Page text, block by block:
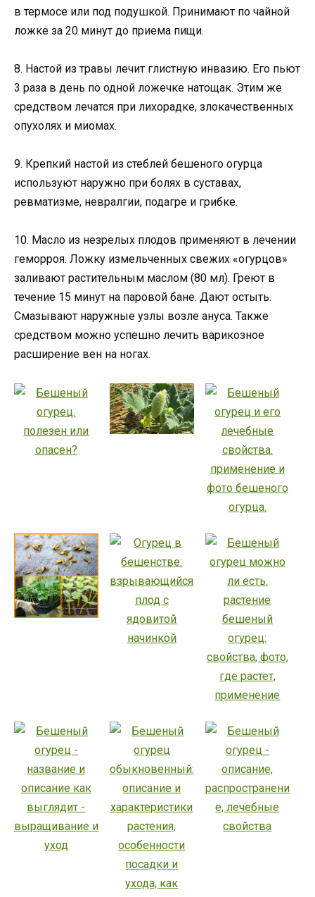
в термосе или под подушкой. Принимают по чайной
ложке за 20 минут до приема пищи.
8. Настой из травы лечит глистную инвазию. Его пьют
3 раза в день по одной ложечке натощак. Этим же
средством лечатся при лихорадке, злокачественных
опухолях и миомах.
9. Крепкий настой из стеблей бешеного огурца
используют наружно при болях в суставах,
ревматизме, невралгии, подагре и грибке.
10. Масло из незрелых плодов применяют в лечении
геморроя. Ложку измельченных свежих «огурцов»
заливают растительным маслом (80 мл). Греют в
течение 15 минут на паровой бане. Дают остыть.
Смазывают наружные узлы возле ануса. Также
средством можно успешно лечить варикозное
расширение вен на ногах.